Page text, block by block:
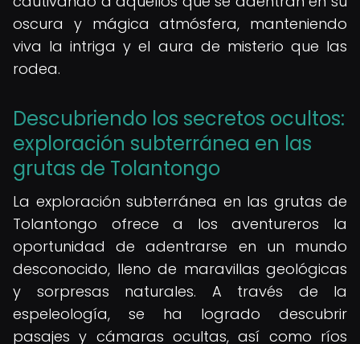
oscura y mágica atmósfera, manteniendo
viva la intriga y el aura de misterio que las
rodea.
Descubriendo los secretos ocultos:
exploración subterránea en las
grutas de Tolantongo
La exploración subterránea en las grutas de
Tolantongo ofrece a los aventureros la
oportunidad de adentrarse en un mundo
desconocido, lleno de maravillas geológicas
y sorpresas naturales. A través de la
espeleología, se ha logrado descubrir
pasajes y cámaras ocultas, así como ríos